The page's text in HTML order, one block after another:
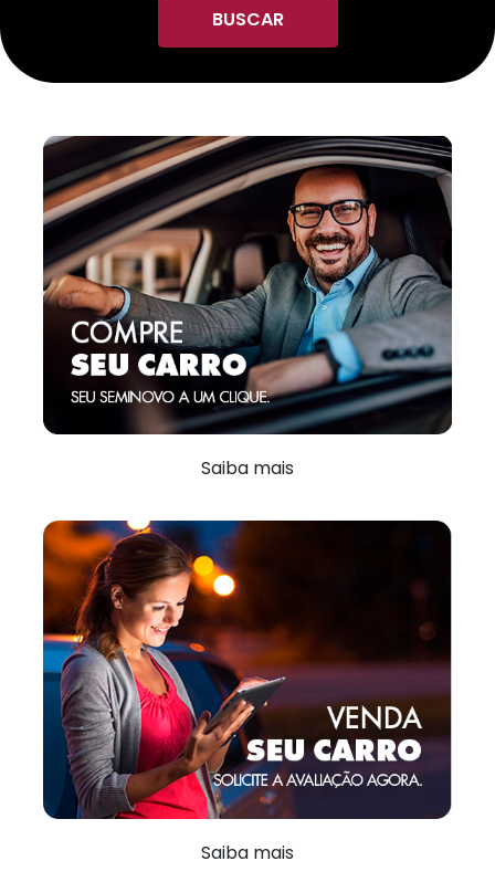
BUSCAR
Saiba mais
Saiba mais